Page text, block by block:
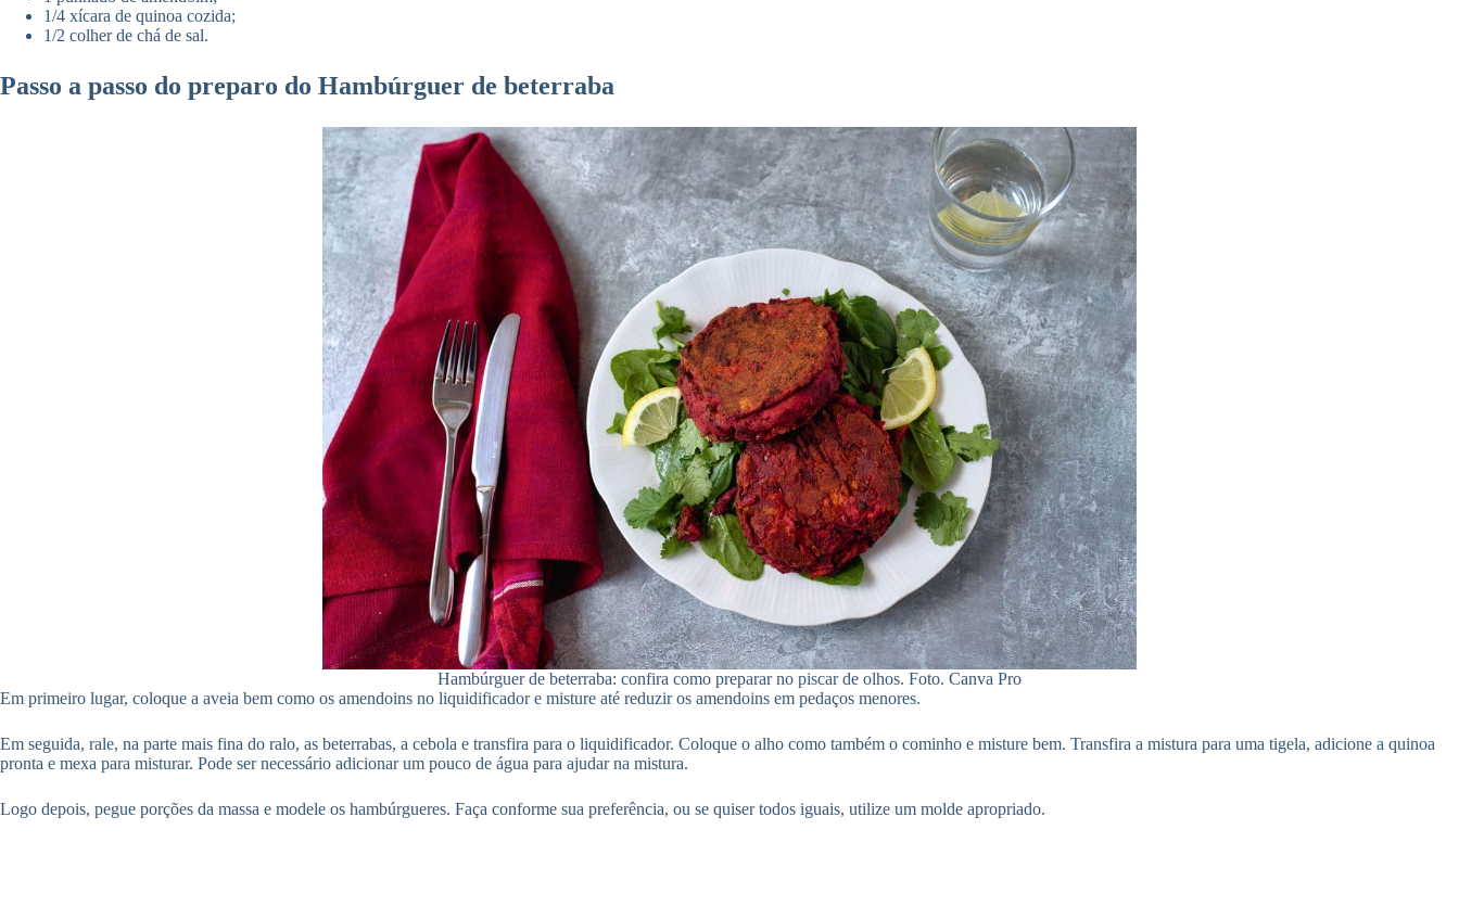
1/4 xícara de quinoa cozida;
1/2 colher de chá de sal.
Passo a passo do preparo do Hambúrguer de beterraba
Hambúrguer de beterraba: confira como preparar no piscar de olhos. Foto. Canva Pro
Em primeiro lugar, coloque a aveia bem como os amendoins no liquidificador e misture até reduzir os amendoins em pedaços menores.
Em seguida, rale, na parte mais fina do ralo, as beterrabas, a cebola e transfira para o liquidificador. Coloque o alho como também o cominho e misture bem. Transfira a mistura para uma tigela, adicione a quinoa
pronta e mexa para misturar. Pode ser necessário adicionar um pouco de água para ajudar na mistura.
Logo depois, pegue porções da massa e modele os hambúrgueres. Faça conforme sua preferência, ou se quiser todos iguais, utilize um molde apropriado.